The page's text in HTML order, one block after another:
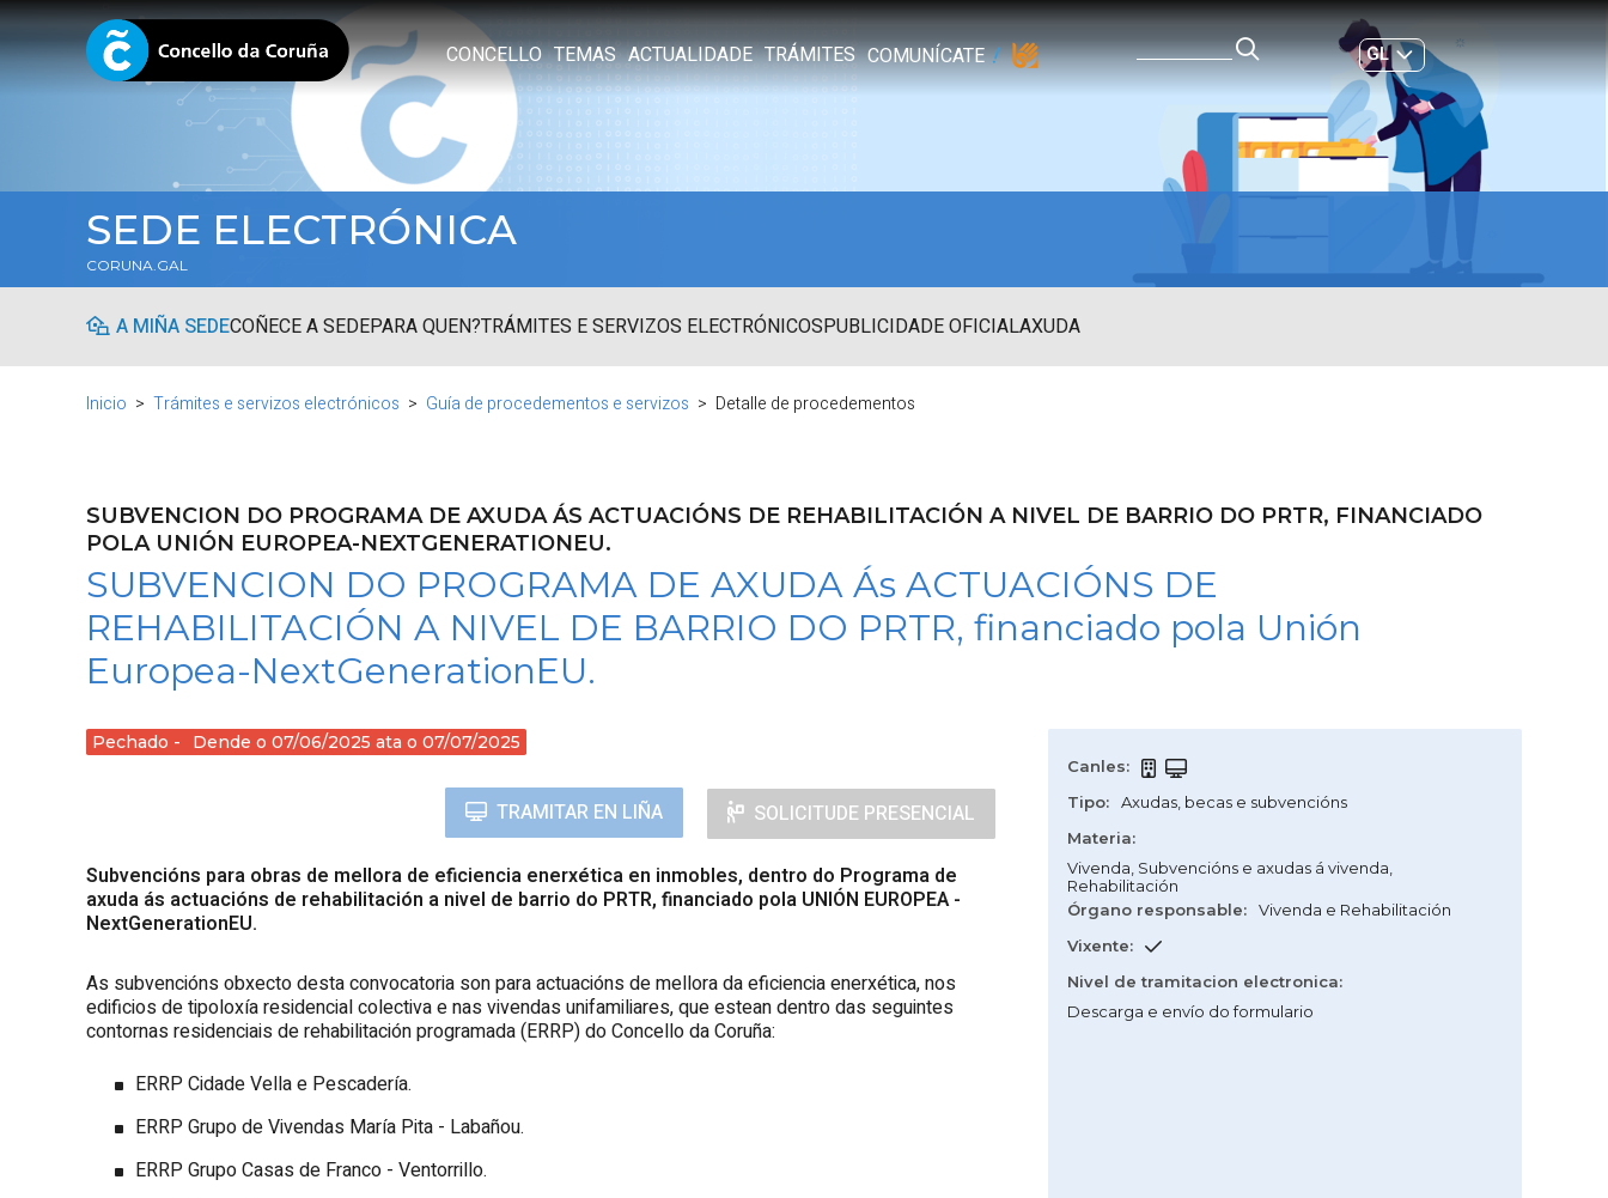
CONCELLO TEMAS ACTUALIDADE TRÁMITES COMUNÍCATE
GL
ES|
SEDE ELECTRÓNICA
CORUNA.GAL
A MIÑA SEDECOÑECE A SEDEPARA QUEN?TRÁMITES E SERVIZOS ELECTRÓNICOSPUBLICIDADE OFICIALAXUDA
Inicio Trámites e servizos electrónicos Guía de procedementos e servizos Detalle de procedementos
SUBVENCION DO PROGRAMA DE AXUDA ÁS ACTUACIÓNS DE REHABILITACIÓN A NIVEL DE BARRIO DO PRTR, FINANCIADO
POLA UNIÓN EUROPEA-NEXTGENERATIONEU.
SUBVENCION DO PROGRAMA DE AXUDA Ás ACTUACIÓNS DE
REHABILITACIÓN A NIVEL DE BARRIO DO PRTR, financiado pola Unión
Europea-NextGenerationEU.
Pechado Dende o 07/06/2025 ata o 07/07/2025
TRAMITAR EN LIÑA SOLICITUDE PRESENCIAL
Subvencións para obras de mellora de eficiencia enerxética en inmobles, dentro do Programa de
axuda ás actuacións de rehabilitación a nivel de barrio do PRTR, financiado pola UNIÓN EUROPEA -
NextGenerationEU.
As subvencións obxecto desta convocatoria son para actuacións de mellora da eficiencia enerxética, nos
edificios de tipoloxía residencial colectiva e nas vivendas unifamiliares, que estean dentro das seguintes
contornas residenciais de rehabilitación programada (ERRP) do Concello da Coruña:
ERRP Cidade Vella e Pescadería.
ERRP Grupo de Vivendas María Pita - Labañou.
ERRP Grupo Casas de Franco - Ventorrillo.
Canles:
Tipo:
Axudas, becas e subvencións
Materia:
Vivenda Subvencións e axudas á vivenda
Rehabilitación
Órgano responsable:
Vivenda e Rehabilitación
Vixente:
Nivel de tramitacion electronica:
Descarga e envío do formulario